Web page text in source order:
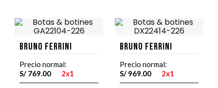
Bruno Ferrini
Precio normal:
S/ 769.00 2x1
Bruno Ferrini
Precio normal:
S/ 969.00 2x1